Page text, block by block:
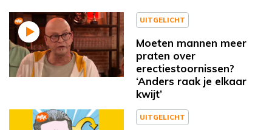
UITGELICHT
Moeten mannen meer
praten over
erectiestoornissen?
‘Anders raak je elkaar
kwijt’
UITGELICHT